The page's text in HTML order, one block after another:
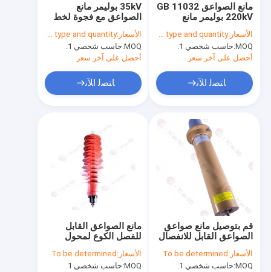
35kV بوليمر مانع
الصواعق مع فجوة لخط
النقل
الأسعار:To be determined by type and quantity.
MOQ: حاسب شخصي 1.
أحصل على آخر سعر
ﺎﺘﺼﻟ ﺍﻶﻧ
مانع الصواعق GB 11032
220kV بوليمر مانع
الصواعق لخط النقل
الأسعار:To be determined by type and quantity.
MOQ: حاسب شخصي 1.
أحصل على آخر سعر
ﺎﺘﺼﻟ ﺍﻶﻧ
مانع الصواعق القابل
للفصل الكوع لمحول
الزيت C-GIS RMU
الأسعار: To be determined.
MOQ: حاسب شخصي 1.
قم بتوصيل مانع صواعق
الصواعق القابل للانفصال
بالغاز
الأسعار: To be determined.
MOQ: حاسب شخصي 1.